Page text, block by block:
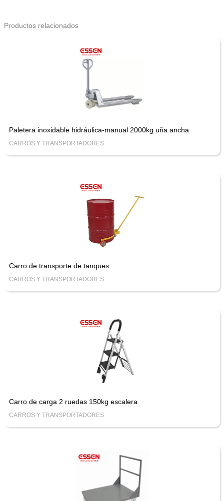
Productos relacionados
Paletera inoxidable hidráulica-manual 2000kg uña ancha
CARROS Y TRANSPORTADORES
Carro de transporte de tanques
CARROS Y TRANSPORTADORES
Carro de carga 2 ruedas 150kg escalera
CARROS Y TRANSPORTADORES